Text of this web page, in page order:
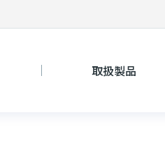
取扱製品